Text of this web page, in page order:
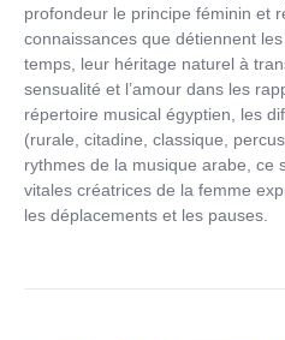
profondeur le principe féminin et
connaissances que détiennent
temps, leur héritage naturel à
sensualité et l’amour dans les
répertoire musical égyptien, les
(rurale, citadine, classique,
rythmes de la musique arabe, ce
vitales créatrices de la femme
les déplacements et les pauses.